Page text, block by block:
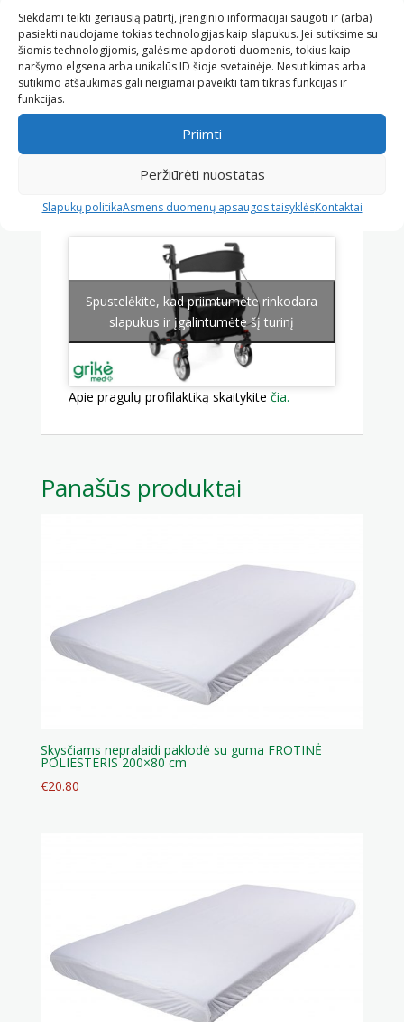
Siekdami teikti geriausią patirtį, įrenginio informacijai saugoti ir (arba)
pasiekti naudojame tokias technologijas kaip slapukus. Jei sutiksime su
šiomis technologijomis, galėsime apdoroti duomenis, tokius kaip
naršymo elgsena arba unikalūs ID šioje svetainėje. Nesutikimas arba
sutikimo atšaukimas gali neigiamai paveikti tam tikras funkcijas ir
funkcijas.
Priimti
Peržiūrėti nuostatas
Slapukų politikaAsmens duomenų apsaugos taisyklėsKontaktai
Galima rėmo spalva: matinė juoda,
turkio, pilka.
Konsultuojame
Kad būtų lengviau išsirinkti siūlome jums
straipsnį„Vaikštynės suaugusiems – kaip
išsirinkti geriausią?”Arba paskambinkite ir
+37052766143.
Spustelėkite, kad priimtumėte rinkodara
slapukus ir įgalintumėte šį turinį
Apie pragulų profilaktiką skaitykite čia.
Panašūs produktai
Skysčiams nepralaidi paklodė su guma FROTINĖ
POLIESTERIS 200×80 cm
€20.80